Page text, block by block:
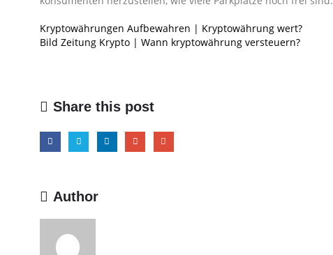
Kryptowährungen Aufbewahren | Kryptowährung wert?
Bild Zeitung Krypto | Wann kryptowährung versteuern?
Share this post
Author